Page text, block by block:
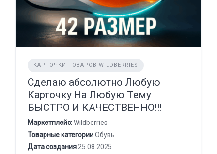
КАРТОЧКИ ТОВАРОВ WILDBERRIES
Сделаю абсолютно Любую
Карточку На Любую Тему
БЫСТРО И КАЧЕСТВЕННО!!!
Маркетплейс:Wildberries
Товарные категорииОбувь
Дата создания 25.08.2025